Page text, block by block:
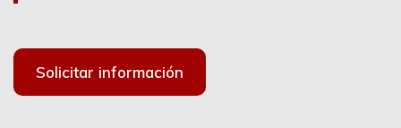
Solicitar información